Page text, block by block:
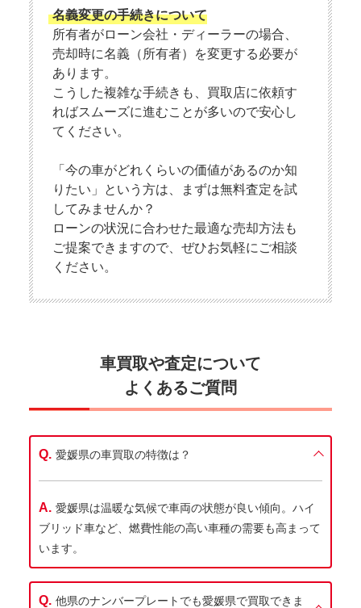
名義変更の手続きについて
所有者がローン会社・ディーラーの場合、
売却時に名義（所有者）を変更する必要が
あります。
こうした複雑な手続きも、買取店に依頼す
ればスムーズに進むことが多いので安心し
てください。
「今の車がどれくらいの価値があるのか知
りたい」という方は、まずは無料査定を試
してみませんか？
ローンの状況に合わせた最適な売却方法も
ご提案できますので、ぜひお気軽にご相談
ください。
車買取や査定について
よくあるご質問
愛媛県の車買取の特徴は？
愛媛県は温暖な気候で車両の状態が良い傾向。ハイ
ブリッド車など、燃費性能の高い車種の需要も高まって
います。
他県のナンバープレートでも愛媛県で買取できま